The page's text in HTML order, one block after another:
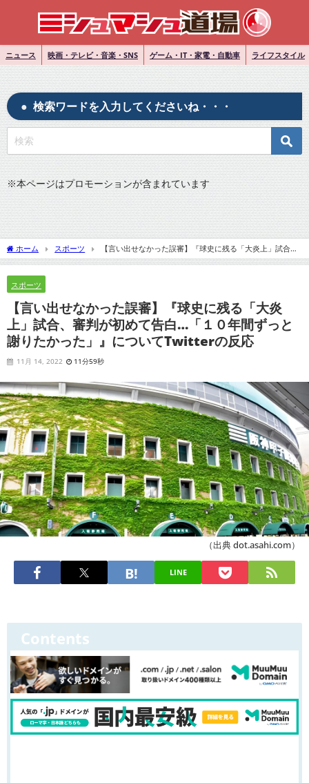
ニュース 映画・テレビ・音楽・SNS ゲーム・IT・家電・自動車 ライフスタイル
検索ワードを入力してくださいね・・・
※本ページはプロモーションが含まれています
ホーム スポーツ
【言い出せなかった誤審】『球史に残る「大炎上」試合、
審判が初めて告白…「１０年間ずっと謝りたかった」』についてTwitterの反応
スポーツ
【言い出せなかった誤審】『球史に残る「大炎
上」試合、審判が初めて告白…「１０年間ずっと
謝りたかった」』についてTwitterの反応
11月 14, 2022 11分59秒
（出典 dot.asahi.com）
LINE
Contents